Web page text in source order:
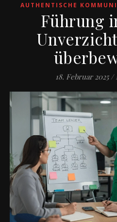
AUTHENTISCHE
Führung
18. Februar 2025 /